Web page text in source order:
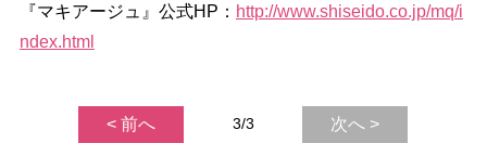
『マキアージュ』公式HP： http://www.shiseido.co.jp/mq/i
ndex.html
< 前へ 3/3 次へ >